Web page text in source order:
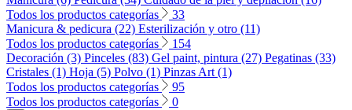
Todos los productos categorías
33
Manicura & pedicura (22) Esterilización y otro (11)
Todos los productos categorías
154
Decoración (3) Pinceles (83) Gel paint, pintura (27) Pegatinas (33)
Cristales (1) Hoja (5) Polvo (1) Pinzas Art (1)
Todos los productos categorías
95
Todos los productos categorías
0